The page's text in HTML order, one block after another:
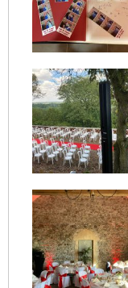
Mariage
Mariage le 23/4/
Mariage @Salle
Prestation Dj &
décembre 2021
Mariage @ Le
Mariage @
Mariage
Mariage @
Mariage le 4/9/